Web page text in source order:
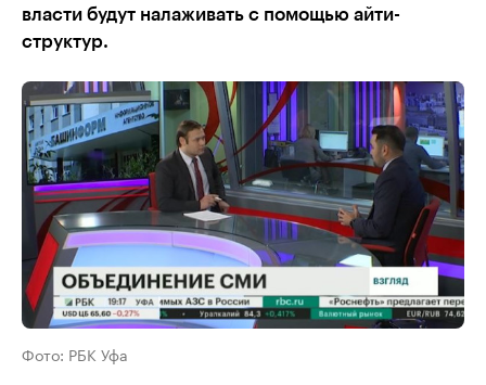
власти будут налаживать с помощью айти-
структур.
Фото: РБК Уфа